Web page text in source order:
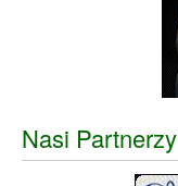
Nasi Partnerzy